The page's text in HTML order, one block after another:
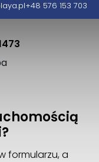
+48 576 153 703
formularzu, a